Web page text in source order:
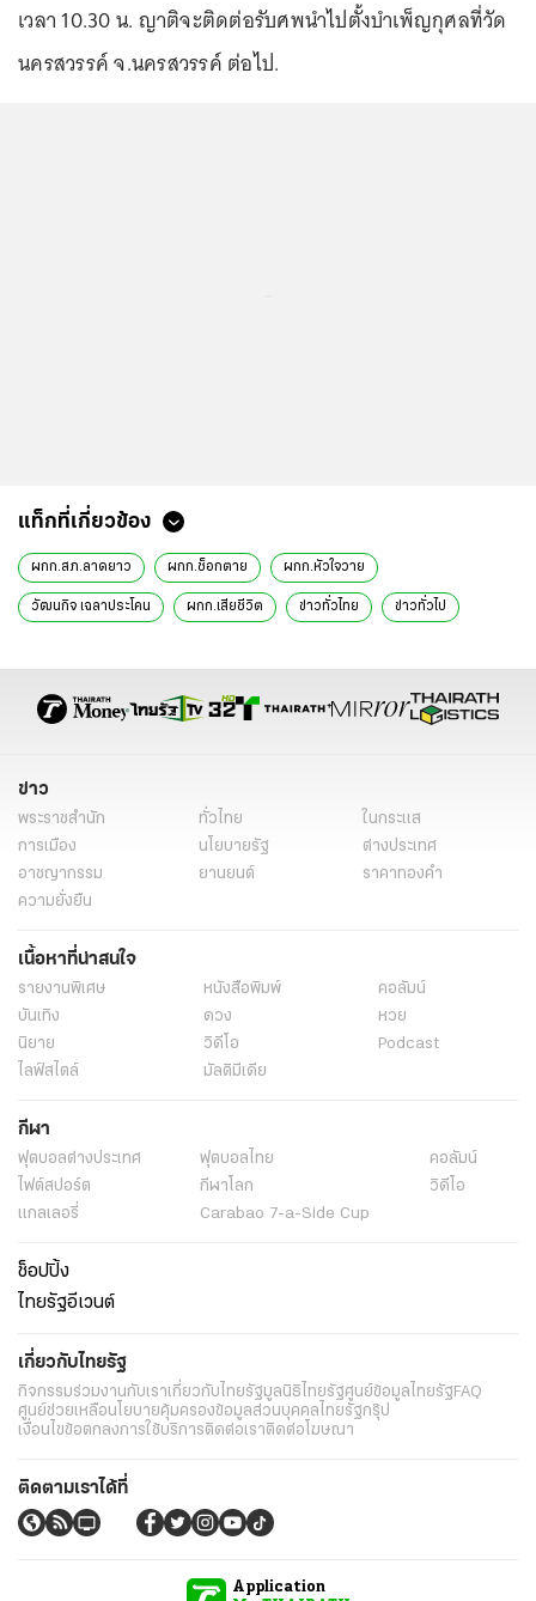
เวลา 10.30 น. ญาติจะติดต่อรับศพนำไปตั้งบำเพ็ญกุศลที่วัด
นครสวรรค์ จ.นครสวรรค์ ต่อไป.
แท็กที่เกี่ยวข้อง
ผกก.สภ.ลาดยาว ผกก.ช็อกตาย ผกก.หัวใจวาย
วัฒนกิจ เฉลาประโคน ผกก.เสียชีวิต ข่าวทั่วไทย ข่าวทั่วไป
ข่าว
พระราชสำนัก ทั่วไทย
ในกระแส
การเมือง
นโยบายรัฐ
ต่างประเทศ
อาชญากรรม
ยานยนต์
ราคาทองคำ
ความยั่งยืน
เนื้อหาที่น่าสนใจ
รายงานพิเศษ หนังสือพิมพ์
คอลัมน์
บันเทิง
ดวง
หวย
นิยาย
วิดีโอ
Podcast
ไลฟ์สไตล์
มัลติมีเดีย
กีฬา
ฟุตบอลต่่างประเทศ ฟุตบอลไทย
คอลัมน์
ไฟต์สปอร์ต
กีฬาโลก
วิดีโอ
แกลเลอรี่
Carabao 7-a-Side Cup
ช็อปปิ้ง
ไทยรัฐอีเวนต์
เกี่ยวกับไทยรัฐ
กิจกรรมร่วมงานกับเราเกี่ยวกับไทยรัฐมูลนิธิไทยรัฐศูนย์ข้อมูลไทยรัฐFAQ
ศูนย์ช่วยเหลือนโยบายคุ้มครองข้อมูลส่วนบุคคลไทยรัฐกรุ๊ป
เงื่อนไขข้อตกลงการใช้บริการติดต่อเราติดต่อโฆษณา
ติดตามเราได้ที่
Application